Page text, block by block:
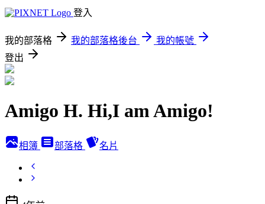
登入
我的部落格 我的部落格後台
我的帳號
登出
Amigo H. Hi,I am Amigo!
相簿 部落格 名片